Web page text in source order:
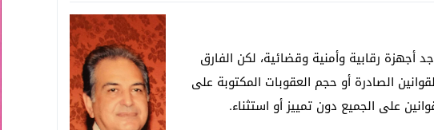
رقابية وأمنية وقضائية، لكن الفارق
الصادرة أو حجم العقوبات المكتوبة على
على الجميع دون تمييز أو استثناء.